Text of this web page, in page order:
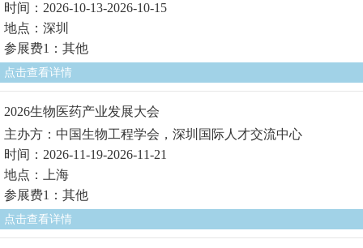
时间：2026-10-13-2026-10-15
地点：深圳
参展费1：其他
点击查看详情
2026生物医药产业发展大会
主办方：中国生物工程学会，深圳国际人才交流中心
时间：2026-11-19-2026-11-21
地点：上海
参展费1：其他
点击查看详情